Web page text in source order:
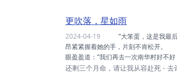
更吹落，星如雨
2024-04-19
昂紧紧握着她的手，片刻不肯松开
眼盈盈道：“我们再去一次南华村好
亲眼看一次，爷爷打铁花。”苏雨蝶
还剩三个月命，请让我从容赴死 - 去